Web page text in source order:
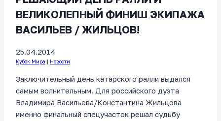
ВЕЛИКОЛЕПНЫЙ ФИНИШ ЭКИПАЖА
ВАСИЛЬЕВ / ЖИЛЬЦОВ!
25.04.2014
Кубок Мира | Новости
Заключительный день катарского ралли выдался
самым волнительным. Для российского дуэта
Владимира Васильева/Константина Жильцова
именно финальный спецучасток решал судьбу